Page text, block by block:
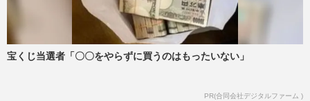
宝くじ当選者「〇〇をやらずに買うのはもったいない」
PR(合同会社デジタルファーム )